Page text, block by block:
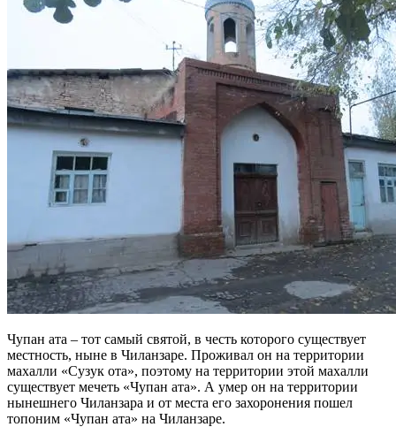
Чупан ата – тот самый святой, в честь которого существует
местность, ныне в Чиланзаре. Проживал он на территории
махалли «Сузук ота», поэтому на территории этой махалли
существует мечеть «Чупан ата». А умер он на территории
нынешнего Чиланзара и от места его захоронения пошел
топоним «Чупан ата» на Чиланзаре.